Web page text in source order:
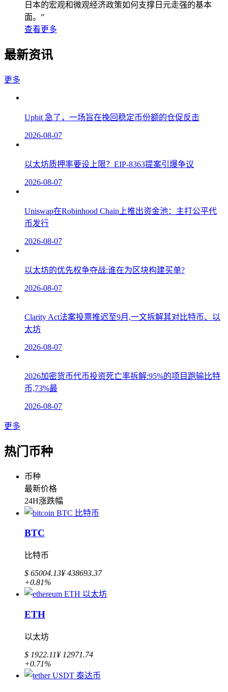
日本的宏观和微观经济政策如何支撑日元走强的基本
面。”
查看更多
最新资讯
更多
Upbit 急了，一场旨在挽回稳定币份额的仓促反击
2026-08-07
以太坊质押率要设上限？EIP-8363提案引爆争议
2026-08-07
Uniswap在Robinhood Chain上推出资金池：主打公平代
币发行
2026-08-07
以太坊的优先权争夺战:谁在为区块构建买单?
2026-08-07
Clarity Act法案投票推迟至9月,一文拆解其对比特币、以
太坊
2026-08-07
2026加密货币代币投资死亡率拆解:95%的项目跑输比特
币,73%最
2026-08-07
更多
热门币种
币种
最新价格
24H涨跌幅
BTC
比特币
$ 65004.13¥ 438693.37
+0.81%
ETH
以太坊
$ 1922.11¥ 12971.74
+0.71%